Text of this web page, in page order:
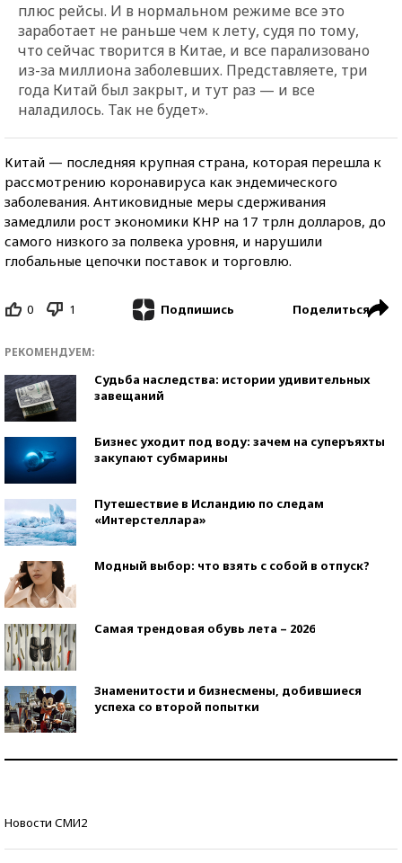
плюс рейсы. И в нормальном режиме все это
заработает не раньше чем к лету, судя по тому,
что сейчас творится в Китае, и все парализовано
из-за миллиона заболевших. Представляете, три
года Китай был закрыт, и тут раз — и все
наладилось. Так не будет».
Китай — последняя крупная страна, которая перешла к
рассмотрению коронавируса как эндемического
заболевания. Антиковидные меры сдерживания
замедлили рост экономики КНР на 17 трлн долларов, до
самого низкого за полвека уровня, и нарушили
глобальные цепочки поставок и торговлю.
0 1 Подпишись Поделиться
РЕКОМЕНДУЕМ:
Судьба наследства: истории удивительных
завещаний
Бизнес уходит под воду: зачем на суперъяхты
закупают субмарины
Путешествие в Исландию по следам
«Интерстеллара»
Модный выбор: что взять с собой в отпуск?
Самая трендовая обувь лета – 2026
Знаменитости и бизнесмены, добившиеся
успеха со второй попытки
Новости СМИ2